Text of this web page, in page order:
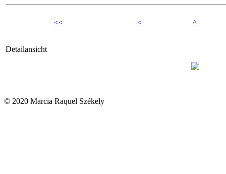
<< < ^
Detailansicht
© 2020 Marcia Raquel Székely